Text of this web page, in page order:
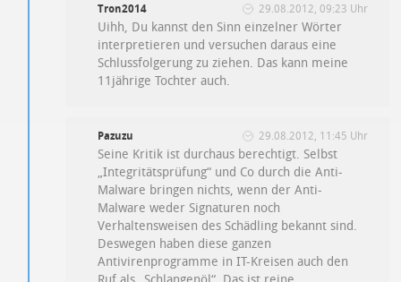
Tron2014 29.08.2012, 09:23 Uhr
Uihh, Du kannst den Sinn einzelner Wörter
interpretieren und versuchen daraus eine
Schlussfolgerung zu ziehen. Das kann meine
11jährige Tochter auch.
Pazuzu 29.08.2012, 11:45 Uhr
Seine Kritik ist durchaus berechtigt. Selbst
„Integritätsprüfung“ und Co durch die Anti-
Malware bringen nichts, wenn der Anti-
Malware weder Signaturen noch
Verhaltensweisen des Schädling bekannt sind.
Deswegen haben diese ganzen
Antivirenprogramme in IT-Kreisen auch den